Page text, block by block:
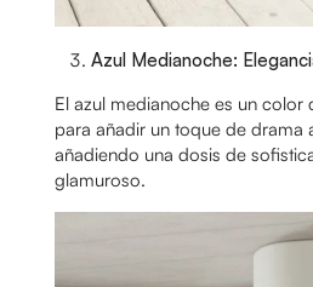
Azul Medianoche:
El azul medianoche es un
para añadir un toque de drama
añadiendo una dosis de
glamuroso.